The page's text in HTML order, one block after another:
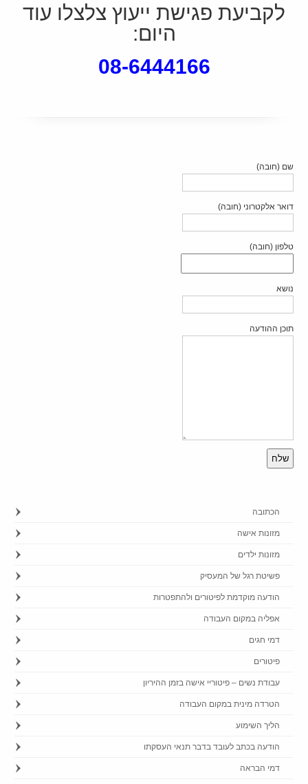
לקביעת פגישת ייעוץ צלצלו עוד
היום:
08-6444166
שם (חובה)
דואר אלקטרוני (חובה)
טלפון (חובה)
נושא
תוכן ההודעה
הכתובה
מזונות אישה
מזונות ילדים
פשיטת רגל של המעסיק
הודעה מוקדמת לפיטורים ולהתפטרות
אפליה במקום העבודה
דמי חגים
פיטורים
עבודת נשים – פיטוריי אישה בזמן ההיריון
הטרדה מינית במקום העבודה
הליך השימוע
הודעה בכתב לעובד בדבר תנאי העסקתו
דמי הבראה